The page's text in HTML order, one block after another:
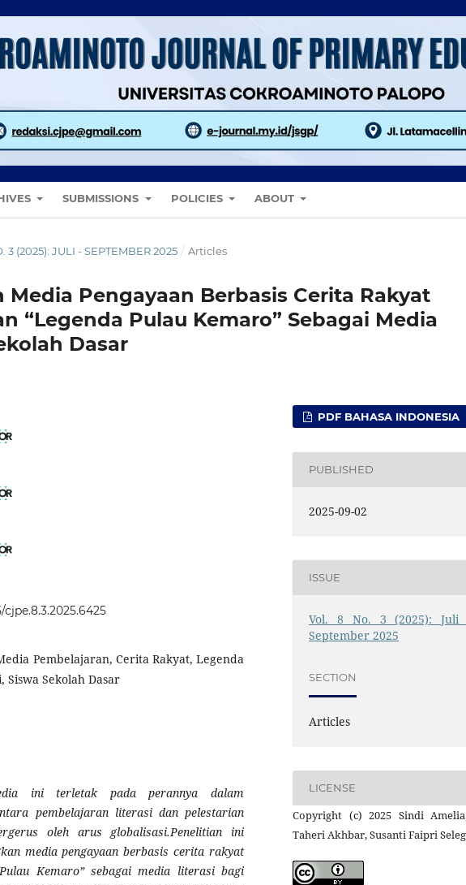
SUBMISSIONS POLICIES ABOUT
3 (2025): JULI - SEPTEMBER 2025 / Articles
Pengayaan Berbasis Cerita Rakyat
“Legenda Pulau Kemaro” Sebagai Media
Dasar
Pembelajaran, Cerita Rakyat, Legenda
Sekolah Dasar
ini terletak pada perannya dalam
pembelajaran literasi dan pelestarian
oleh arus globalisasi.Penelitian ini
media pengayaan berbasis cerita rakyat
Kemaro” sebagai media literasi bagi
PDF BAHASA INDONESIA
PUBLISHED
2025-09-02
ISSUE
Vol. 8 No. 3 (2025): Juli
September 2025
SECTION
Articles
LICENSE
Copyright (c) 2025 Sindi
Taheri Akhbar, Susanti Faipri